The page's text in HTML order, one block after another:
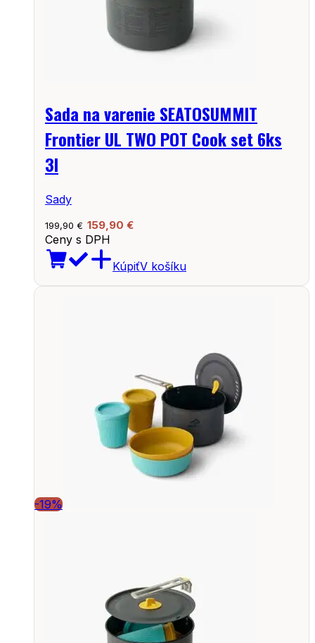
Sada na varenie SEATOSUMMIT
Frontier UL TWO POT Cook set 6ks
3l
Sady
199,90 € 159,90 €
Ceny s DPH
KúpiťV košíku
-19%